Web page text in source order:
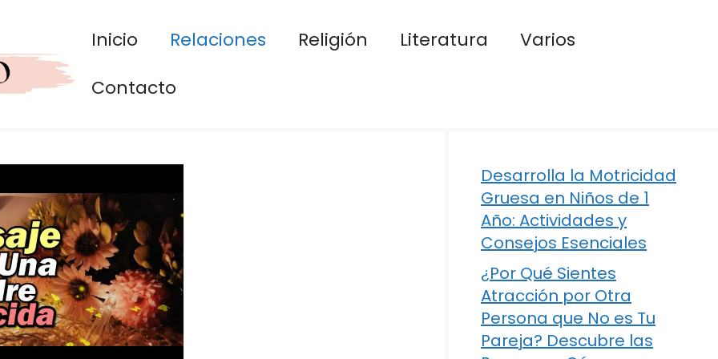
Inicio Relaciones Religión Literatura
Varios
Contacto
Desarrolla la Motricidad
Gruesa en Niños de 1
Año: Actividades y
Consejos Esenciales
¿Por Qué Sientes
Atracción por Otra
Persona que No es Tu
Pareja? Descubre las